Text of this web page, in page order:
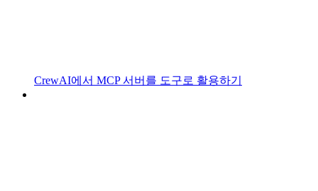
CrewAI에서 MCP 서버를 도구로 활용하기